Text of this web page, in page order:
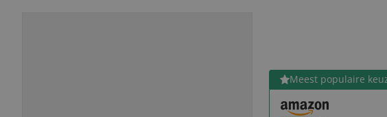
Er
Meest populaire
Bekijk product